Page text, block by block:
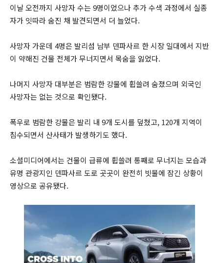
이날 오전까지 사망자 수는 9명이었으나 추가 수색 과정에서 실종
자가 잇따라 숨진 채 발견되면서 더 늘었다.
사망자 가운데 4명은 발리섬 남부 덴파사르 한 시장 일대에서 지반
이 약해진 건물 전체가 무너지면서 목숨을 잃었다.
나머지 사망자 대부분은 범람한 강물에 휩쓸려 숨졌으며 외국인
사망자는 없는 것으로 확인됐다.
폭우로 범람한 강물은 발리 내 9개 도시를 덮쳤고, 120개 지역이
침수되면서 산사태가 발생하기도 했다.
소셜미디어에서는 건물이 급류에 휩쓸려 통째로 무너지는 모습과
유명 관광지인 덴파사르 도로 곳곳이 완전히 빗물에 잠긴 상황이
영상으로 공유됐다.